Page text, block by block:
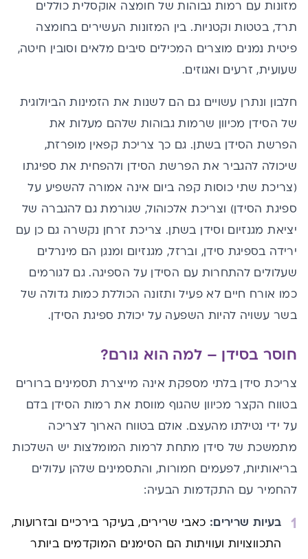
מזונות עם רמות גבוהות של חומצה אוקסלית כוללים
תרד, בטטות וקטניות. בין המזונות העשירים בחומצה
פיטית נמנים מוצרים המכילים סיבים מלאים וסובין חיטה,
שעועית, זרעים ואגוזים.
חלבון ונתרן עשויים גם הם לשנות את הזמינות הביולוגית
של הסידן מכיוון שרמות גבוהות שלהם מעלות את
הפרשת הסידן בשתן. גם כך צריכת קפאין מופרזת,
שיכולה להגביר את הפרשת הסידן ולהפחית את ספיגתו
(צריכת שתי כוסות קפה ביום אינה אמורה להשפיע על
ספיגת הסידן) וצריכת אלכוהול, שגורמת גם להגברה של
יציאת מגנזיום וסידן בשתן. צריכת זרחן נקשרה גם כן עם
ירידה בספיגת סידן, וברזל, מגנזיום ומנגן הם מינרלים
שעלולים להתחרות עם הסידן על הספיגה. גם לגורמים
כמו אורח חיים לא פעיל ותזונה הכוללת כמות גדולה של
בשר עשויה להיות השפעה על יכולת ספיגת הסידן.
חוסר בסידן – למה הוא גורם?
צריכת סידן בלתי מספקת אינה מייצרת תסמינים ברורים
בטווח הקצר מכיוון שהגוף מווסת את רמות הסידן בדם
על ידי נטילתו מהעצם. אולם בטווח הארוך לצריכה
מתמשכת של סידן מתחת לרמות המומלצות יש השלכות
בריאותיות, לפעמים חמורות, והתסמינים שלהן עלולים
להחמיר עם התקדמות הבעיה:
בעיות שרירים: כאבי שרירים, בעיקר בירכיים ובזרועות,
התכווצויות ועוויתות הם הסימנים המוקדמים ביותר